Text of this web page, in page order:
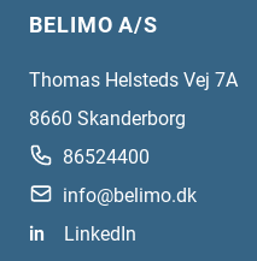
BELIMO A/S
Thomas Helsteds Vej 7A
8660 Skanderborg
86524400
info@belimo.dk
in
LinkedIn